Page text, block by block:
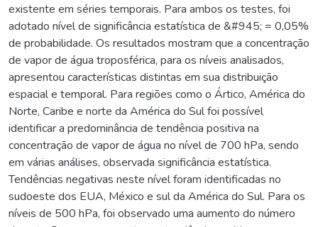
existente em séries temporais. Para ambos os testes, foi
adotado nível de significância estatística de &#945; = 0,05%
de probabilidade. Os resultados mostram que a concentração
de vapor de água troposférica, para os níveis analisados,
apresentou características distintas em sua distribuição
espacial e temporal. Para regiões como o Ártico, América do
Norte, Caribe e norte da América do Sul foi possível
identificar a predominância de tendência positiva na
concentração de vapor de água no nível de 700 hPa, sendo
em várias análises, observada significância estatística.
Tendências negativas neste nível foram identificadas no
sudoeste dos EUA, México e sul da América do Sul. Para os
níveis de 500 hPa, foi observado uma aumento do número